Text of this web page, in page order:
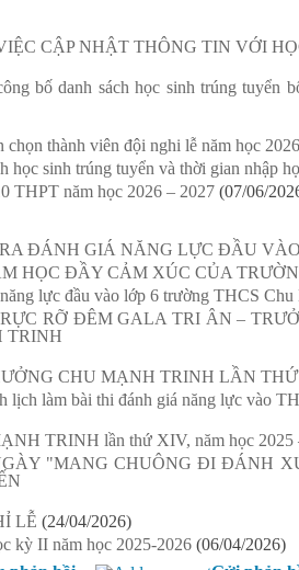
CẬP NHẬT THÔNG TIN VỚI
bố danh sách học sinh trúng tuyển
thành viên đội nghi lễ năm học
học sinh trúng tuyển và thời gian nhập
THPT năm học 2026 – 2027 (07/06/
ĐÁNH GIÁ NĂNG LỰC ĐẦU VÀO
HỌC ĐẦY CẢM XÚC CỦA
lực đầu vào lớp 6 trường THCS
RỠ ĐÊM GALA TRI ÂN –
TRINH
CHU MẠNH TRINH LẦN
lịch làm bài thi đánh giá năng lực vào
TRINH lần thứ XIV, năm học 2025
"MANG CHUÔNG ĐI ĐÁNH
LỄ (24/04/2026)
kỳ II năm học 2025-2026 (06/04/2026)